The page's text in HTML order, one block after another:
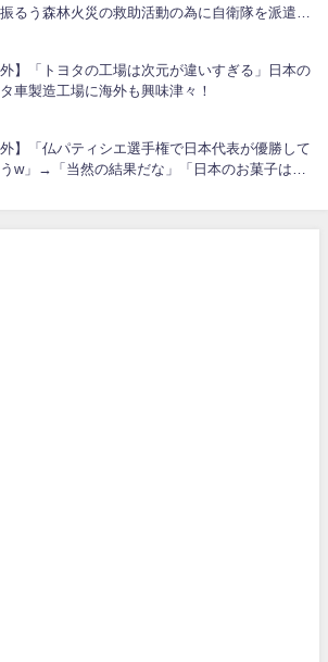
るう森林火災の救助活動の為に自衛隊を派遣。
外】「トヨタの工場は次元が違いすぎる」日本の
タ車製造工場に海外も興味津々！
外】「仏パティシエ選手権で日本代表が優勝して
w」→「当然の結果だな」「日本のお菓子はマ